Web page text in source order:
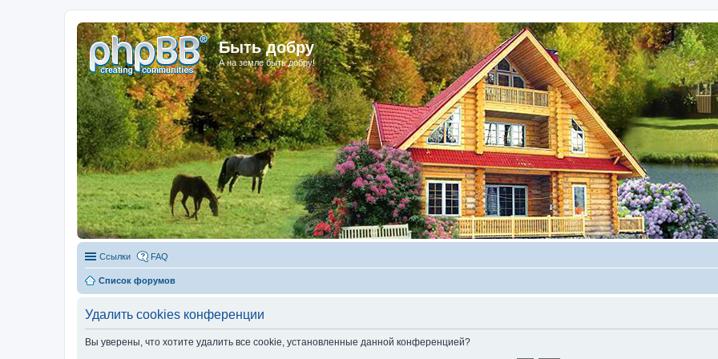
Быть добру
А на земле быть добру!
Ссылки FAQ
Список форумов
Удалить cookies конференции
Вы уверены, что хотите удалить все cookie, установленные данной конференцией?